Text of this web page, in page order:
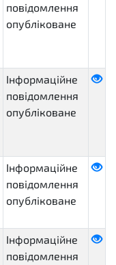
повідомлення
опубліковане
Інформаційне
повідомлення
опубліковане
Інформаційне
повідомлення
опубліковане
Інформаційне
повідомлення